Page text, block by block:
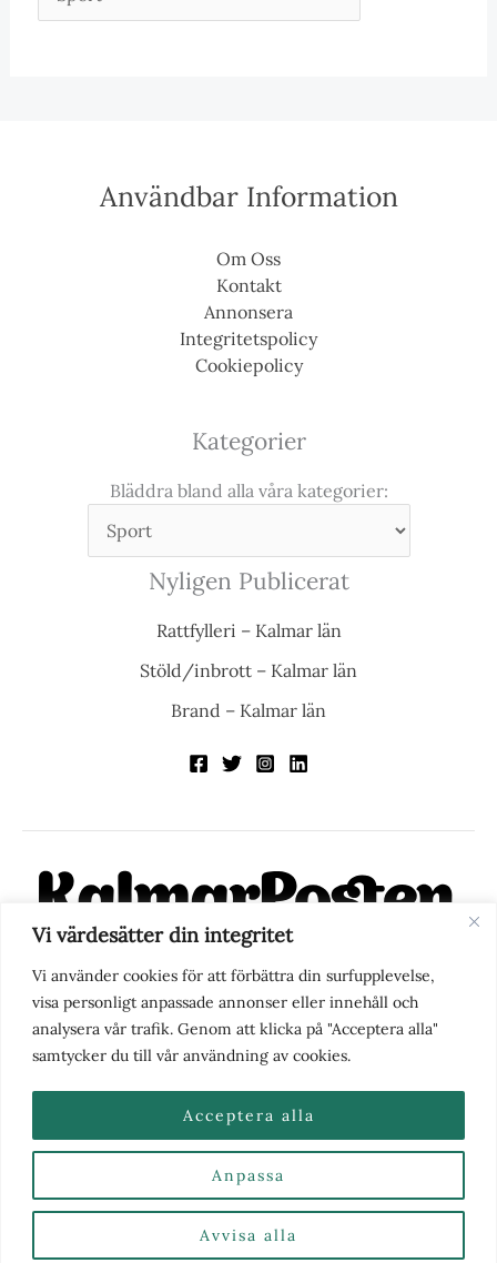
Vi värdesätter din integritet
Vi använder cookies för att förbättra din surfupplevelse,
visa personligt anpassade annonser eller innehåll och
analysera vår trafik. Genom att klicka på "Acceptera alla"
samtycker du till vår användning av cookies.
Anpassa
Avvisa alla
Acceptera alla
Användbar Information
Om Oss
Kontakt
Annonsera
Integritetspolicy
Cookiepolicy
Kategorier
Bläddra bland alla våra kategorier:
Nyligen Publicerat
Rattfylleri – Kalmar län
Stöld/inbrott – Kalmar län
Brand – Kalmar län
KalmarPosten är en modern lokalnyhetstidning på nätet. Med
fokus på Kalmarregionen, men också med blick för det större
perspektivet, vill vi vara din självklara kanal för nyheter,
berättelser och engagemang. KalmarPosten grundades 1988 och
fick nya ägare 2025.
Nyhetstips eller frågor?Kontakta oss
2026 | Kalmarposten.se |Se alla Kategorier & Ämnen
här